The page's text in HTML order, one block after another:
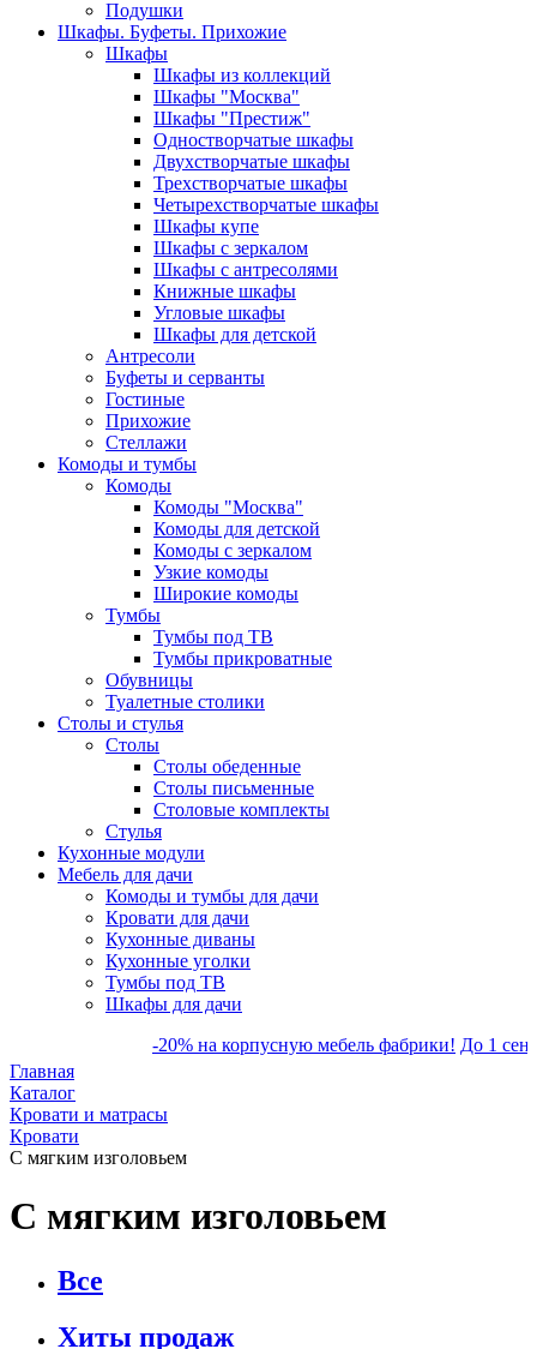
Подушки
Шкафы. Буфеты. Прихожие
Шкафы
Шкафы из коллекций
Шкафы "Москва"
Шкафы "Престиж"
Одностворчатые шкафы
Двухстворчатые шкафы
Трехстворчатые шкафы
Четырехстворчатые шкафы
Шкафы купе
Шкафы с зеркалом
Шкафы с антресолями
Книжные шкафы
Угловые шкафы
Шкафы для детской
Антресоли
Буфеты и серванты
Гостиные
Прихожие
Стеллажи
Комоды и тумбы
Комоды
Комоды "Москва"
Комоды для детской
Комоды с зеркалом
Узкие комоды
Широкие комоды
Тумбы
Тумбы под ТВ
Тумбы прикроватные
Обувницы
Туалетные столики
Столы и стулья
Столы
Столы обеденные
Столы письменные
Столовые комплекты
Стулья
Кухонные модули
Мебель для дачи
Комоды и тумбы для дачи
Кровати для дачи
Кухонные диваны
Кухонные уголки
Тумбы под ТВ
Шкафы для дачи
-20% на корпусную мебель фабрики! До 1
Главная
Каталог
Кровати и матрасы
Кровати
С мягким изголовьем
С мягким изголовьем
Все
Хиты продаж